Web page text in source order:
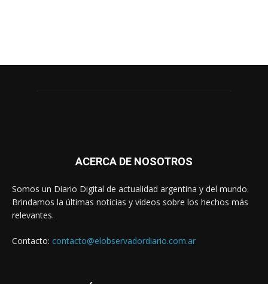
ACERCA DE NOSOTROS
Somos un Diario Digital de actualidad argentina y del mundo.
Brindamos la últimas noticias y videos sobre los hechos más
relevantes.
Contacto: contacto@elobservadordiario.com.ar